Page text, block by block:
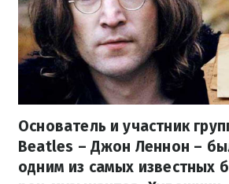
Основатель и участник
Beatles – Джон Леннон –
одним из самых известных